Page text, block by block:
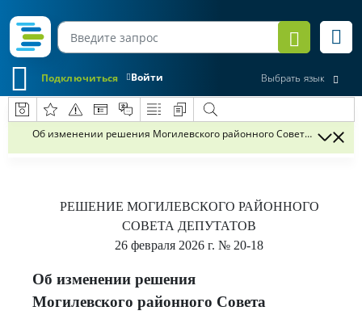
Войти
Подключиться Выбрать язык
Об изменении решения Могилевского районного Совета
РЕШЕНИЕ МОГИЛЕВСКОГО РАЙОННОГО
СОВЕТА ДЕПУТАТОВ
26 февраля 2026 г. № 20-18
Об изменении решения
Могилевского районного Совета